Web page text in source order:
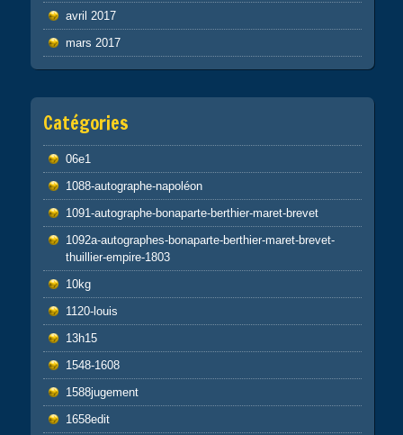
avril 2017
mars 2017
Catégories
06e1
1088-autographe-napoléon
1091-autographe-bonaparte-berthier-maret-brevet
1092a-autographes-bonaparte-berthier-maret-brevet-
thuillier-empire-1803
10kg
1120-louis
13h15
1548-1608
1588jugement
1658edit